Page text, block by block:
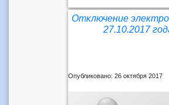
Отключение
27.10.2017
Опубликовано: 26 октября 2017